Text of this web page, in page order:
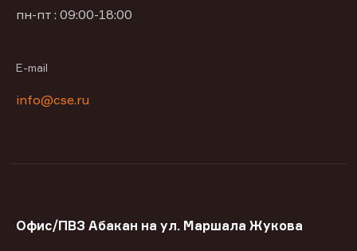
пн-пт : 09:00-18:00
E-mail
info@cse.ru
Офис/ПВЗ Абакан на ул. Маршала Жукова